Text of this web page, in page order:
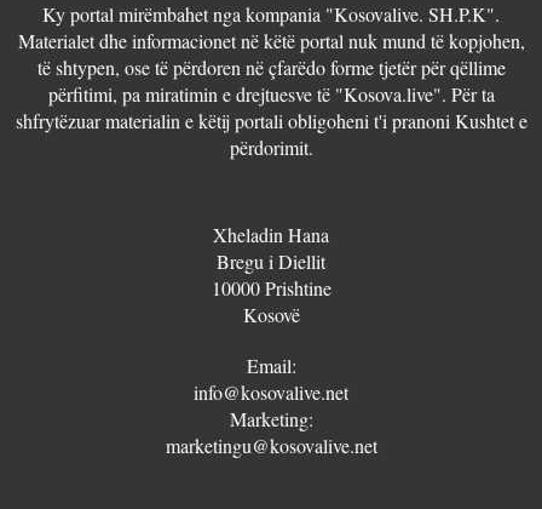
Ky portal mirëmbahet nga kompania "Kosovalive. SH.P.K".
Materialet dhe informacionet në këtë portal nuk mund të kopjohen,
të shtypen, ose të përdoren në çfarëdo forme tjetër për qëllime
përfitimi, pa miratimin e drejtuesve të "Kosova.live". Për ta
shfrytëzuar materialin e këtij portali obligoheni t'i pranoni Kushtet e
përdorimit.
Xheladin Hana
Bregu i Diellit
10000 Prishtine
Kosovë
Email:
info@kosovalive.net
Marketing:
marketingu@kosovalive.net